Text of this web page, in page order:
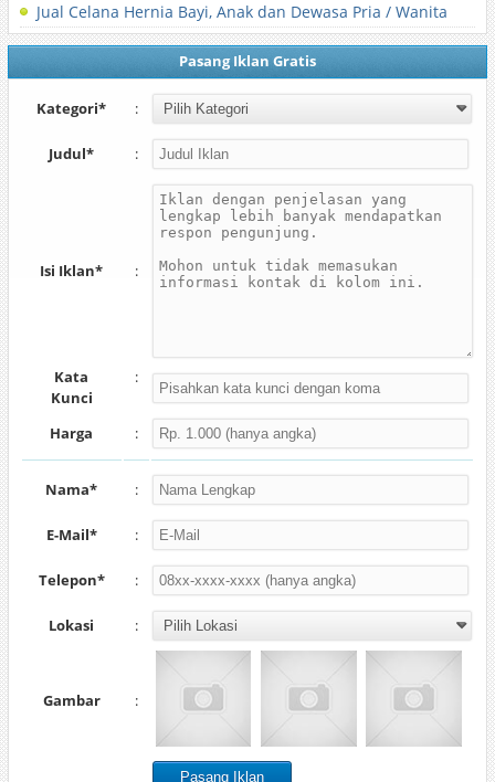
Jual Celana Hernia Bayi, Anak dan Dewasa Pria / Wanita
Pasang Iklan Gratis
Kategori* :
Judul* :
Isi Iklan* :
Kata
Kunci
:
Harga :
Nama* :
E-Mail* :
Telepon* :
Lokasi :
Gambar :